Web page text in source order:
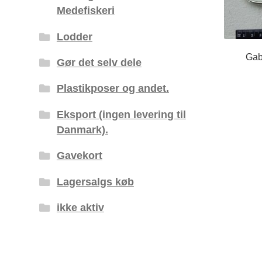
Medefiskeri
Lodder
Gør det selv dele
Plastikposer og andet.
Eksport (ingen levering til
Danmark).
Gavekort
Lagersalgs køb
ikke aktiv